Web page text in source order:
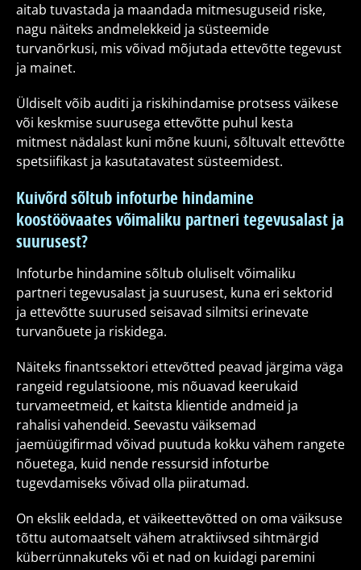
aitab tuvastada ja maandada mitmesuguseid riske,
nagu näiteks andmelekkeid ja süsteemide
turvanõrkusi, mis võivad mõjutada ettevõtte tegevust
ja mainet.
Üldiselt võib auditi ja riskihindamise protsess väikese
või keskmise suurusega ettevõtte puhul kesta
mitmest nädalast kuni mõne kuuni, sõltuvalt ettevõtte
spetsiifikast ja kasutatavatest süsteemidest.
Kuivõrd sõltub infoturbe hindamine
koostöövaates võimaliku partneri tegevusalast ja
suurusest?
Infoturbe hindamine sõltub oluliselt võimaliku
partneri tegevusalast ja suurusest, kuna eri sektorid
ja ettevõtte suurused seisavad silmitsi erinevate
turvanõuete ja riskidega.
Näiteks finantssektori ettevõtted peavad järgima väga
rangeid regulatsioone, mis nõuavad keerukaid
turvameetmeid, et kaitsta klientide andmeid ja
rahalisi vahendeid. Seevastu väiksemad
jaemüügifirmad võivad puutuda kokku vähem rangete
nõuetega, kuid nende ressursid infoturbe
tugevdamiseks võivad olla piiratumad.
On ekslik eeldada, et väikeettevõtted on oma väiksuse
tõttu automaatselt vähem atraktiivsed sihtmärgid
küberrünnakuteks või et nad on kuidagi paremini